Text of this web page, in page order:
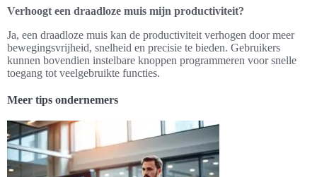
Verhoogt een draadloze muis mijn productiviteit?
Ja, een draadloze muis kan de productiviteit verhogen door meer
bewegingsvrijheid, snelheid en precisie te bieden. Gebruikers
kunnen bovendien instelbare knoppen programmeren voor snelle
toegang tot veelgebruikte functies.
Meer tips ondernemers